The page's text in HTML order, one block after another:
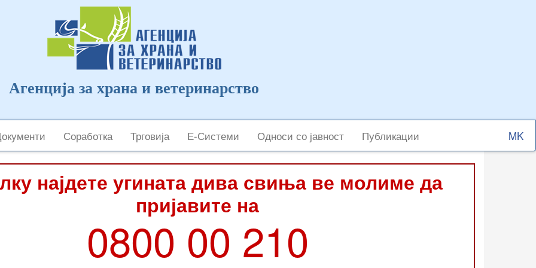
Агенција за храна и ветеринарство
Соработка Трговија Е-Системи Односи со јавност Публикации
Select
your
најдете угината дива свиња ве молиме да
пријавите на
0800 00 210